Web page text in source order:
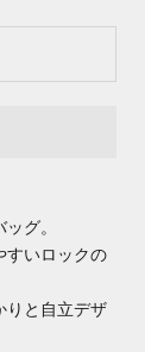
グ。
すいロックの
りと自立デザ